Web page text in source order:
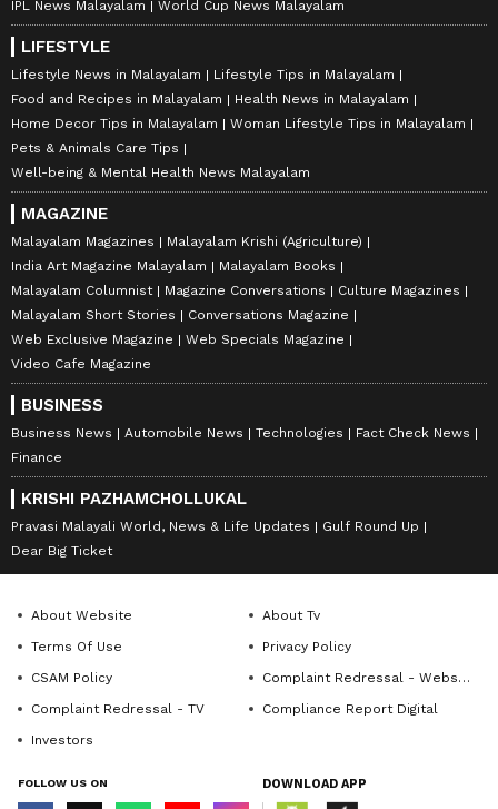
IPL News Malayalam
World Cup News Malayalam
LIFESTYLE
Lifestyle News in Malayalam
Lifestyle Tips in Malayalam
Food and Recipes in Malayalam
Health News in Malayalam
Home Decor Tips in Malayalam
Woman Lifestyle Tips in Malayalam
Pets & Animals Care Tips
Well-being & Mental Health News Malayalam
MAGAZINE
Malayalam Magazines
Malayalam Krishi (Agriculture)
India Art Magazine Malayalam
Malayalam Books
Malayalam Columnist
Magazine Conversations
Culture Magazines
Malayalam Short Stories
Conversations Magazine
Web Exclusive Magazine
Web Specials Magazine
Video Cafe Magazine
BUSINESS
Business News Automobile News Technologies
Fact Check News
Finance
KRISHI PAZHAMCHOLLUKAL
Pravasi Malayali World, News & Life Updates
Gulf Round Up
Dear Big Ticket
About Website
About Tv
Terms Of Use
Privacy Policy
CSAM Policy
Complaint Redressal - Website
Complaint Redressal - TV
Compliance Report Digital
Investors
FOLLOW US ON DOWNLOAD APP